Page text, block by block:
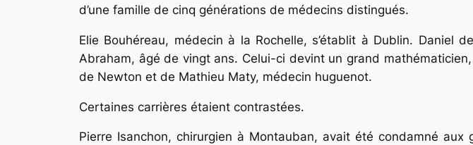
d’une famille de cinq générations de médecins distingués.
Elie Bouhéreau, médecin à la Rochelle, s’établit à Dublin. Daniel
Abraham, âgé de vingt ans. Celui-ci devint un grand
de Newton et de Mathieu Maty, médecin huguenot.
Certaines carrières étaient contrastées.
Pierre Isanchon, chirurgien à Montauban, avait été condamné